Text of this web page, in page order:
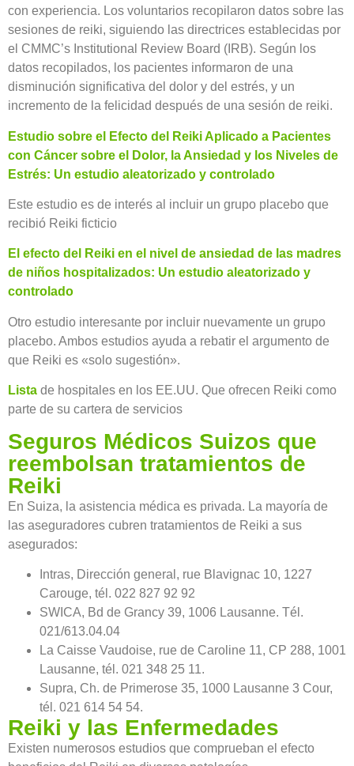
con experiencia. Los voluntarios recopilaron datos sobre las
sesiones de reiki, siguiendo las directrices establecidas por
el CMMC’s Institutional Review Board (IRB). Según los
datos recopilados, los pacientes informaron de una
disminución significativa del dolor y del estrés, y un
incremento de la felicidad después de una sesión de reiki.
Estudio sobre el Efecto del Reiki Aplicado a Pacientes
con Cáncer sobre el Dolor, la Ansiedad y los Niveles de
Estrés: Un estudio aleatorizado y controlado
Este estudio es de interés al incluir un grupo placebo que
recibió Reiki ficticio
El efecto del Reiki en el nivel de ansiedad de las madres
de niños hospitalizados: Un estudio aleatorizado y
controlado
Otro estudio interesante por incluir nuevamente un grupo
placebo. Ambos estudios ayuda a rebatir el argumento de
que Reiki es «solo sugestión».
Lista de hospitales en los EE.UU. Que ofrecen Reiki como
parte de su cartera de servicios
Seguros Médicos Suizos que
reembolsan tratamientos de
Reiki
En Suiza, la asistencia médica es privada. La mayoría de
las aseguradores cubren tratamientos de Reiki a sus
asegurados:
Intras, Dirección general, rue Blavignac 10, 1227
Carouge, tél. 022 827 92 92
SWICA, Bd de Grancy 39, 1006 Lausanne. Tél.
021/613.04.04
La Caisse Vaudoise, rue de Caroline 11, CP 288, 1001
Lausanne, tél. 021 348 25 11.
Supra, Ch. de Primerose 35, 1000 Lausanne 3 Cour,
tél. 021 614 54 54.
Reiki y las Enfermedades
Existen numerosos estudios que comprueban el efecto